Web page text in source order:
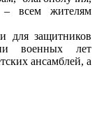
– всем жителям
для защитников
военных лет
ансамблей, а